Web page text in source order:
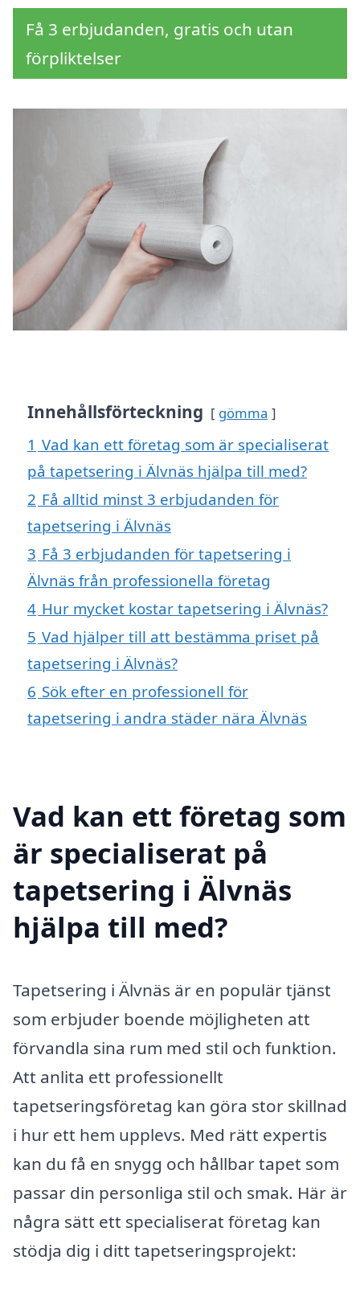
Få 3 erbjudanden, gratis och utan
förpliktelser
Innehållsförteckning gömma
1 Vad kan ett företag som är specialiserat
på tapetsering i Älvnäs hjälpa till med?
2 Få alltid minst 3 erbjudanden för
tapetsering i Älvnäs
3 Få 3 erbjudanden för tapetsering i
Älvnäs från professionella företag
4 Hur mycket kostar tapetsering i Älvnäs?
5 Vad hjälper till att bestämma priset på
tapetsering i Älvnäs?
6 Sök efter en professionell för
tapetsering i andra städer nära Älvnäs
Vad kan ett företag som
är specialiserat på
tapetsering i Älvnäs
hjälpa till med?
Tapetsering i Älvnäs är en populär tjänst
som erbjuder boende möjligheten att
förvandla sina rum med stil och funktion.
Att anlita ett professionellt
tapetseringsföretag kan göra stor skillnad
i hur ett hem upplevs. Med rätt expertis
kan du få en snygg och hållbar tapet som
passar din personliga stil och smak. Här är
några sätt ett specialiserat företag kan
stödja dig i ditt tapetseringsprojekt: